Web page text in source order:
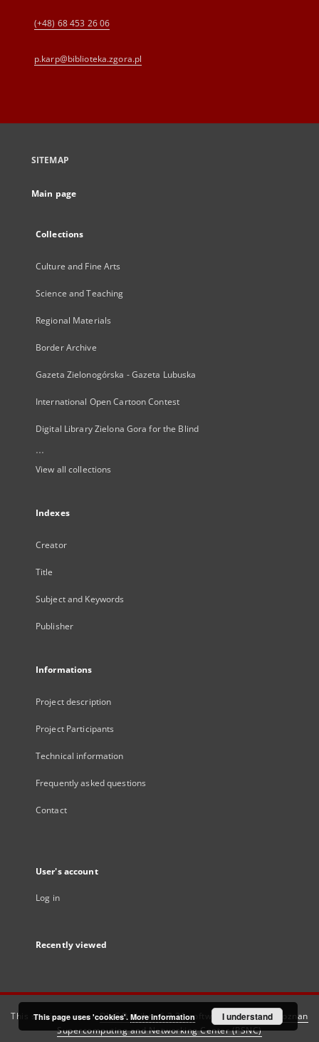
(+48) 68 453 26 06
p.karp@biblioteka.zgora.pl
SITEMAP
Main page
Collections
Culture and Fine Arts
Science and Teaching
Regional Materials
Border Archive
Gazeta Zielonogórska - Gazeta Lubuska
International Open Cartoon Contest
Digital Library Zielona Gora for the Blind
...
View all collections
Indexes
Creator
Title
Subject and Keywords
Publisher
Informations
Project description
Project Participants
Technical information
Frequently asked questions
Contact
User's account
Log in
Recently viewed
This service runs onDInGO dLibra 6.3.21software created by
Poznan
Supercomputing and Networking Center (PSNC)
This page uses 'cookies'. More information I understand